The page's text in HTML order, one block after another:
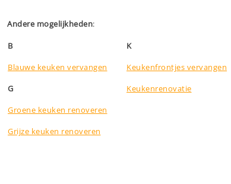
Andere mogelijkheden:
B
Blauwe keuken vervangen
G
Groene keuken renoveren
Grijze keuken renoveren
K
Keukenfrontjes vervangen
Keukenrenovatie